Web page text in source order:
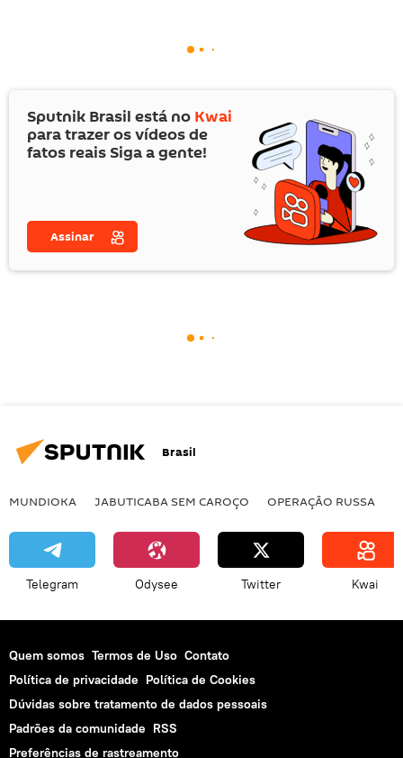
Sputnik Brasil está no Kwai
para trazer os vídeos de
fatos reais Siga a gente!
Assinar
Brasil
MUNDIOKA JABUTICABA SEM CAROÇO OPERAÇÃO RUSSA
Telegram Odysee Twitter Kwai
Quem somos Termos de Uso Contato
Política de privacidade Política de Cookies
Dúvidas sobre tratamento de dados pessoais
Padrões da comunidade RSS
Preferências de rastreamento